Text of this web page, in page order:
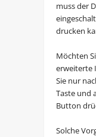
muss der
drucken
Möchten
erweiterte
Sie nur
Taste und
Button
Solche